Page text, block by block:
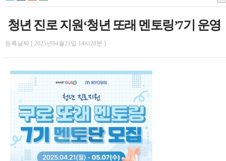
청년 진로 지원‘청년 또래 멘토링’7기 운영
등록날짜 [ 2025년04월21일 14시28분 ]